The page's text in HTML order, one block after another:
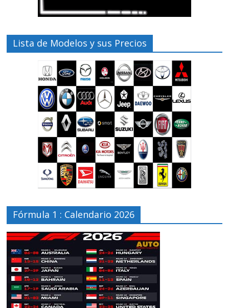
Lista de Modelos y sus Precios
Fórmula 1 : Calendario 2026